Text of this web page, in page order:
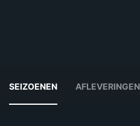
SEIZOENEN AFLEVERINGEN